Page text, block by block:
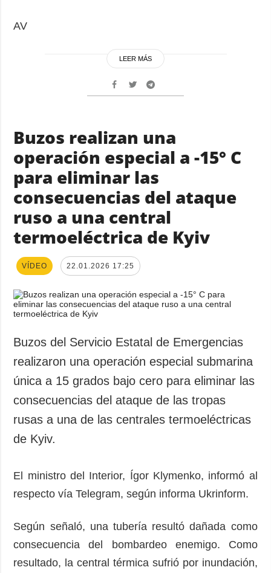
AV
LEER MÁS
Buzos realizan una
operación especial a -15° C
para eliminar las
consecuencias del ataque
ruso a una central
termoeléctrica de Kyiv
VÍDEO 22.01.2026 17:25
Buzos del Servicio Estatal de Emergencias
realizaron una operación especial submarina
única a 15 grados bajo cero para eliminar las
consecuencias del ataque de las tropas
rusas a una de las centrales termoeléctricas
de Kyiv.
El ministro del Interior, Ígor Klymenko, informó al
respecto vía Telegram, según informa Ukrinform.
Según señaló, una tubería resultó dañada como
consecuencia del bombardeo enemigo. Como
resultado, la central térmica sufrió por inundación,